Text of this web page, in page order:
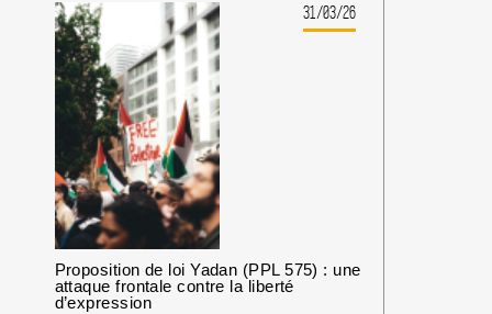
EN
FRANCE
?
PRATIQUES
DANGEREUSES
POUR
LA
DÉMOCRATIE
!
31/03/26
Proposition de loi Yadan (PPL 575) : une
attaque frontale contre la liberté
d’expression